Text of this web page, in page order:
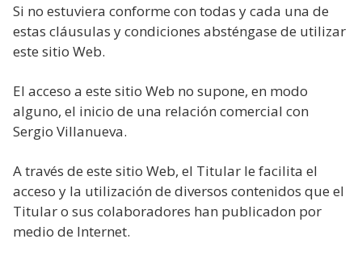
Si no estuviera conforme con todas y cada una de
estas cláusulas y condiciones absténgase de utilizar
este sitio Web.
El acceso a este sitio Web no supone, en modo
alguno, el inicio de una relación comercial con
Sergio Villanueva.
A través de este sitio Web, el Titular le facilita el
acceso y la utilización de diversos contenidos que el
Titular o sus colaboradores han publicadon por
medio de Internet.